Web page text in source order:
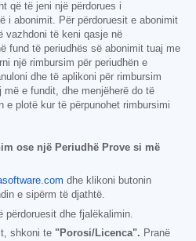
që të jeni një përdorues i
i abonimit. Për përdoruesit e abonimit
vazhdoni të keni qasje në
fund të periudhës së abonimit tuaj me
një rimbursim për periudhën e
dhe të aplikoni për rimbursim
më e fundit, dhe menjëherë do të
e plotë kur të përpunohet rimbursimi
ose një Periudhë Prove si më
dhe klikoni butonin
e sipërm të djathtë.
përdoruesit dhe fjalëkalimin.
shkoni te "Porosi/Licenca". Pranë